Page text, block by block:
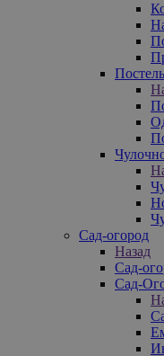
Сад-огород
Назад
Сад-
Сад-